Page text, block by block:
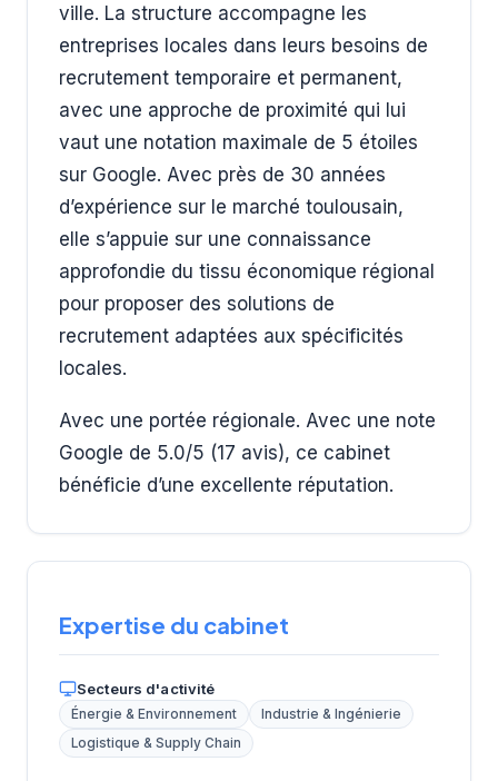
ville. La structure accompagne les
entreprises locales dans leurs besoins de
recrutement temporaire et permanent,
avec une approche de proximité qui lui
vaut une notation maximale de 5 étoiles
sur Google. Avec près de 30 années
d’expérience sur le marché toulousain,
elle s’appuie sur une connaissance
approfondie du tissu économique régional
pour proposer des solutions de
recrutement adaptées aux spécificités
locales.
Avec une portée régionale. Avec une note
Google de 5.0/5 (17 avis), ce cabinet
bénéficie d’une excellente réputation.
Expertise du cabinet
Secteurs d'activité
Énergie & Environnement
Industrie & Ingénierie
Logistique & Supply Chain